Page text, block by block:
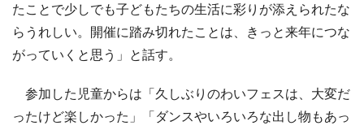
たことで少しでも子どもたちの生活に彩りが添えられたな
らうれしい。開催に踏み切れたことは、きっと来年につな
がっていくと思う」と話す。
参加した児童からは「久しぶりのわいフェスは、大変だ
ったけど楽しかった」「ダンスやいろいろな出し物もあっ